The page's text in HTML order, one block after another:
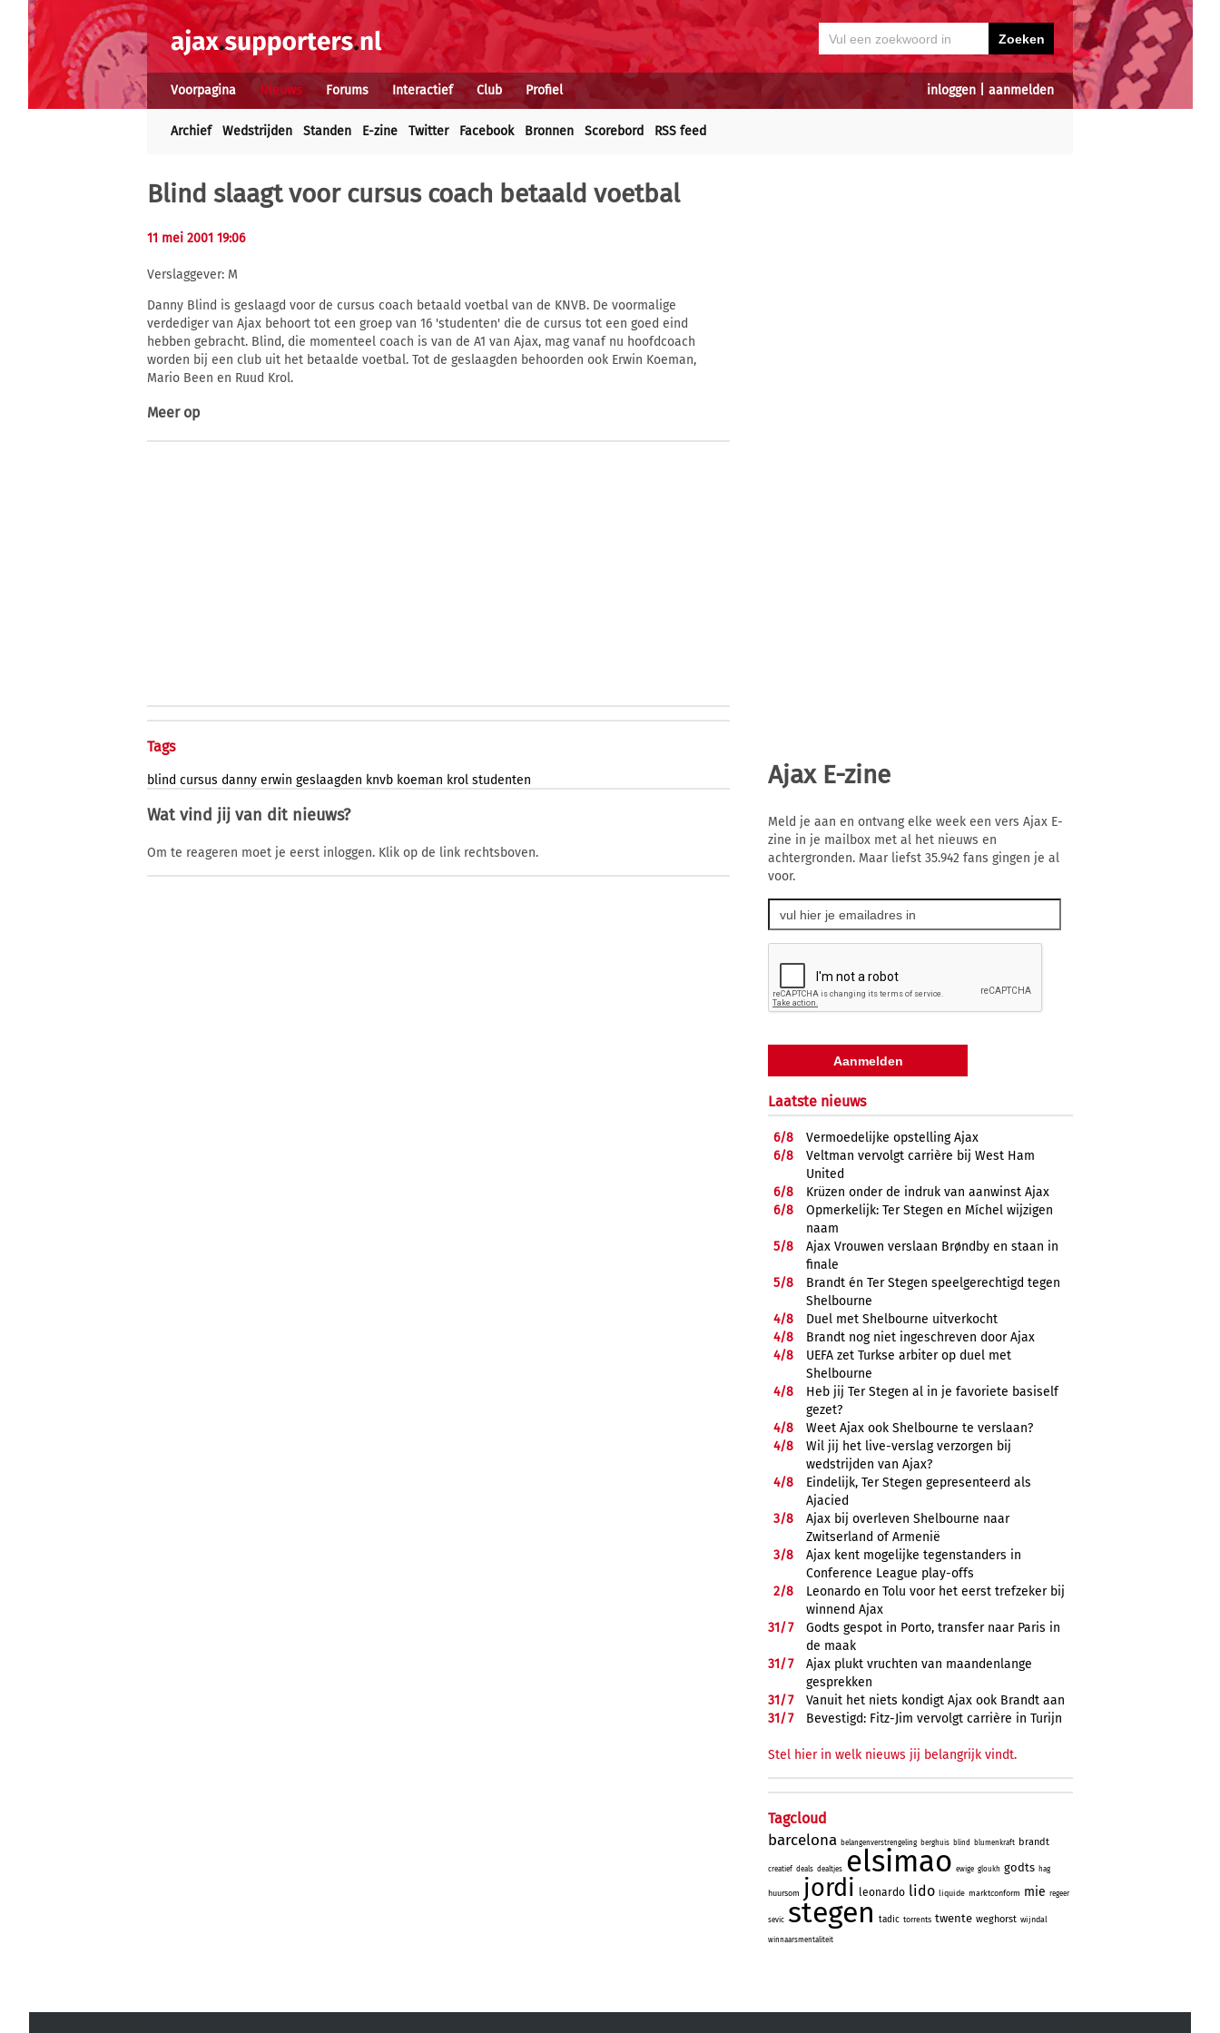
inloggen aanmelden
Voorpagina Nieuws Forums Interactief Club Profiel
Archief Wedstrijden Standen E-zine Twitter Facebook Bronnen Scorebord RSS feed
Blind slaagt voor cursus coach betaald voetbal
11 mei 2001 19:06
Verslaggever: M
Danny Blind is geslaagd voor de cursus coach betaald voetbal van de KNVB. De voormalige
verdediger van Ajax behoort tot een groep van 16 'studenten' die de cursus tot een goed eind
hebben gebracht. Blind, die momenteel coach is van de A1 van Ajax, mag vanaf nu hoofdcoach
worden bij een club uit het betaalde voetbal. Tot de geslaagden behoorden ook Erwin Koeman,
Mario Been en Ruud Krol.
Meer op
Tags
blind cursus danny erwin geslaagden knvb koeman krol studenten
Wat vind jij van dit nieuws?
Om te reageren moet je eerst inloggen. Klik op de link rechtsboven.
Ajax E-zine
Meld je aan en ontvang elke week een vers Ajax E-
zine in je mailbox met al het nieuws en
achtergronden. Maar liefst 35.942 fans gingen je al
voor.
Laatste nieuws
6/8
Vermoedelijke opstelling Ajax
6/8
Veltman vervolgt carrière bij West Ham
United
6/8
Krüzen onder de indruk van aanwinst Ajax
6/8
Opmerkelijk: Ter Stegen en Míchel wijzigen
naam
5/8
Ajax Vrouwen verslaan Brøndby en staan in
finale
5/8
Brandt én Ter Stegen speelgerechtigd tegen
Shelbourne
4/8
Duel met Shelbourne uitverkocht
4/8
Brandt nog niet ingeschreven door Ajax
4/8
UEFA zet Turkse arbiter op duel met
Shelbourne
4/8
Heb jij Ter Stegen al in je favoriete basiself
gezet?
4/8
Weet Ajax ook Shelbourne te verslaan?
4/8
Wil jij het live-verslag verzorgen bij
wedstrijden van Ajax?
4/8
Eindelijk, Ter Stegen gepresenteerd als
Ajacied
3/8
Ajax bij overleven Shelbourne naar
Zwitserland of Armenië
3/8
Ajax kent mogelijke tegenstanders in
Conference League play-offs
2/8
Leonardo en Tolu voor het eerst trefzeker bij
winnend Ajax
31/7
Godts gespot in Porto, transfer naar Paris in
de maak
31/7
Ajax plukt vruchten van maandenlange
gesprekken
31/7
Vanuit het niets kondigt Ajax ook Brandt aan
31/7 Bevestigd: Fitz-Jim vervolgt carrière in Turijn
Stel hier in welk nieuws jij belangrijk vindt.
Tagcloud
barcelona belangenverstrengeling berghuis blind blumenkraft brandt
creatief deals dealtjes elsimao ewige gloukh godts hag
huursom jordi leonardo lido liquide marktconform mie regeer
sevic stegen tadic torrents twente weghorst wijndal
winnaarsmentaliteit